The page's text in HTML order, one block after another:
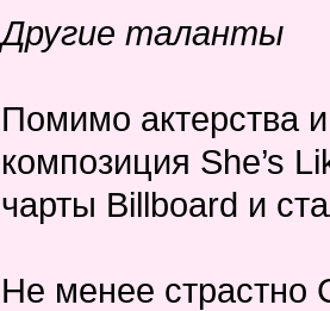
Другие таланты
Помимо актерства
композиция She’s
чарты Billboard и
Не менее страстно